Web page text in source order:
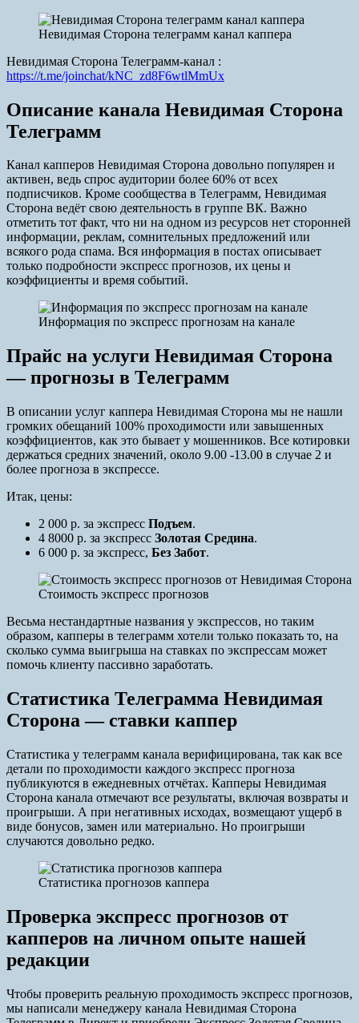
Невидимая Сторона телеграмм канал каппера
Невидимая Сторона Телеграмм-канал :
https://t.me/joinchat/kNC_zd8F6wtlMmUx
Описание канала Невидимая Сторона
Телеграмм
Канал капперов Невидимая Сторона довольно популярен и
активен, ведь спрос аудитории более 60% от всех
подписчиков. Кроме сообщества в Телеграмм, Невидимая
Сторона ведёт свою деятельность в группе ВК. Важно
отметить тот факт, что ни на одном из ресурсов нет сторонней
информации, реклам, сомнительных предложений или
всякого рода спама. Вся информация в постах описывает
только подробности экспресс прогнозов, их цены и
коэффициенты и время событий.
Информация по экспресс прогнозам на канале
Прайс на услуги Невидимая Сторона
— прогнозы в Телеграмм
В описании услуг каппера Невидимая Сторона мы не нашли
громких обещаний 100% проходимости или завышенных
коэффициентов, как это бывает у мошенников. Все котировки
держаться средних значений, около 9.00 -13.00 в случае 2 и
более прогноза в экспрессе.
Итак, цены:
2 000 р. за экспресс Подъем.
4 8000 р. за экспресс Золотая Средина.
6 000 р. за экспресс, Без Забот.
Стоимость экспресс прогнозов
Весьма нестандартные названия у экспрессов, но таким
образом, капперы в телеграмм хотели только показать то, на
сколько сумма выигрыша на ставках по экспрессам может
помочь клиенту пассивно заработать.
Статистика Телеграмма Невидимая
Сторона — ставки каппер
Статистика у телеграмм канала верифицирована, так как все
детали по проходимости каждого экспресс прогноза
публикуются в ежедневных отчётах. Капперы Невидимая
Сторона канала отмечают все результаты, включая возвраты и
проигрыши. А при негативных исходах, возмещают ущерб в
виде бонусов, замен или материально. Но проигрыши
случаются довольно редко.
Статистика прогнозов каппера
Проверка экспресс прогнозов от
капперов на личном опыте нашей
редакции
Чтобы проверить реальную проходимость экспресс прогнозов,
мы написали менеджеру канала Невидимая Сторона